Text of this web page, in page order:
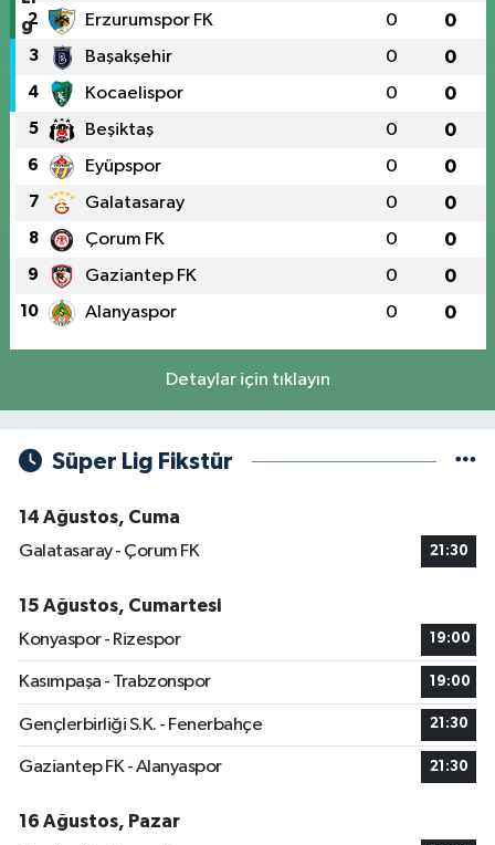
2 Erzurumspor FK 0 0
3 Başakşehir 0 0
4 Kocaelispor 0 0
5 Beşiktaş 0 0
6 Eyüpspor 0 0
7 Galatasaray 0 0
8 Çorum FK 0 0
9 Gaziantep FK 0 0
10 Alanyaspor 0 0
Detaylar için tıklayın
Süper Lig Fikstür
14 Ağustos, Cuma
Galatasaray - Çorum FK
21:30
15 Ağustos, Cumartesi
Konyaspor - Rizespor
19:00
Kasımpaşa - Trabzonspor 19:00
Gençlerbirliği S.K. - Fenerbahçe 21:30
Gaziantep FK - Alanyaspor 21:30
16 Ağustos, Pazar